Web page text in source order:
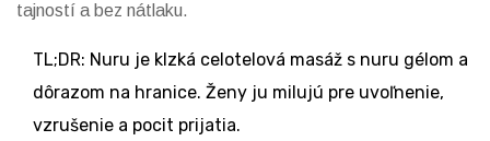
tajností a bez nátlaku.
TL;DR: Nuru je klzká celotelová masáž s nuru gélom a
dôrazom na hranice. Ženy ju milujú pre uvoľnenie,
vzrušenie a pocit prijatia.